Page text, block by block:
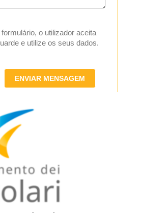
o utilizador aceita
e utilize os seus dados.
ENVIAR MENSAGEM